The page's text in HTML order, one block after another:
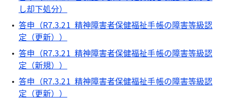
し却下処分）
答申（R7.3.21 精神障害者保健福祉手帳の障害等級認
定（更新））
答申（R7.3.21 精神障害者保健福祉手帳の障害等級認
定（新規））
答申（R7.3.21 精神障害者保健福祉手帳の障害等級認
定（更新））